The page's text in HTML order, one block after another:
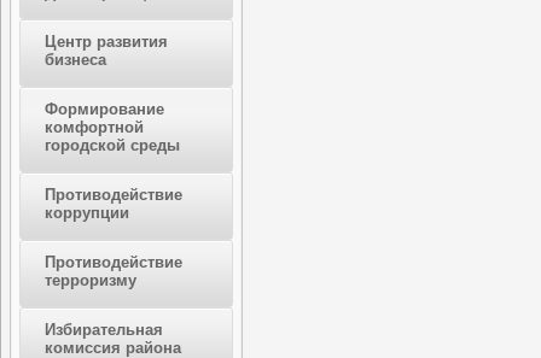
Центр развития
бизнеса
Формирование
комфортной
городской среды
Противодействие
коррупции
Противодействие
терроризму
Избирательная
комиссия района